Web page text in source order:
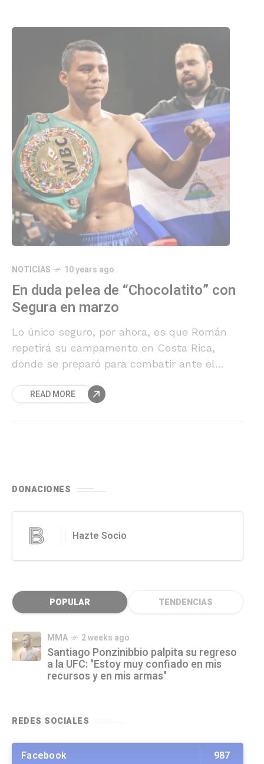
NOTICIAS 10 years ago
En duda pelea de “Chocolatito” con
Segura en marzo
Lo único seguro, por ahora, es que Román
repetirá su campamento en Costa Rica,
donde se preparó para combatir ante el
pasado.
READ MORE
DONACIONES
Hazte Socio
POPULAR TENDENCIAS
MMA 2 weeks ago
Santiago Ponzinibbio palpita su regreso
a la UFC: "Estoy muy confiado en mis
recursos y en mis armas"
REDES SOCIALES
Facebook 987